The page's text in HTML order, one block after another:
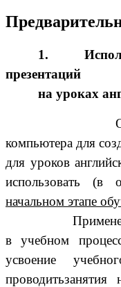
1.
презентаций
на уроках
компьютера для
для уроков
использовать (в
начальном этапе
в учебном
усвоение